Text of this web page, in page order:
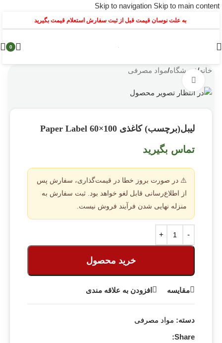
Skip to navigation Skip to main content
به علت نوسان قیمت قبل از ثبت سفارش استعلام قیمت بگیرید
0
خانه/فروشگاه/مواد مصرفی
لیبل(برچسب) کاغذی Paper Label 60×100
تماس بگیرید
⚠️ در صورت بروز خطا در قیمت‌گذاری، سفارش پس
از اطلاع‌رسانی قابل لغو خواهد بود. ثبت سفارش به
منزله نهایی شدن فرآیند فروش نیست.
خرید محصول
مقایسه افزودن به علاقه مندی
دسته: مواد مصرفی
Share: